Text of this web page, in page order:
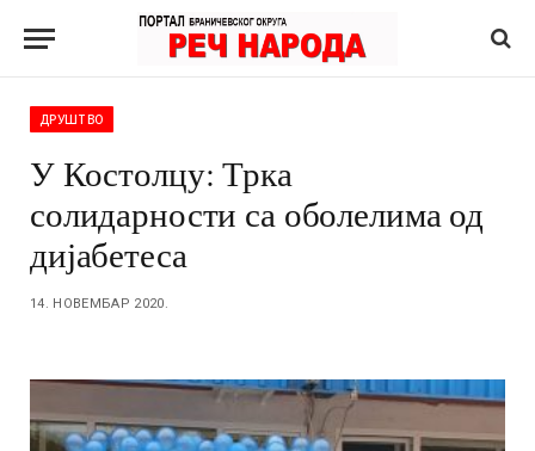
ДРУШТВО
У Костолцу: Трка
солидарности са оболелима од
дијабетеса
14. НОВЕМБАР 2020.